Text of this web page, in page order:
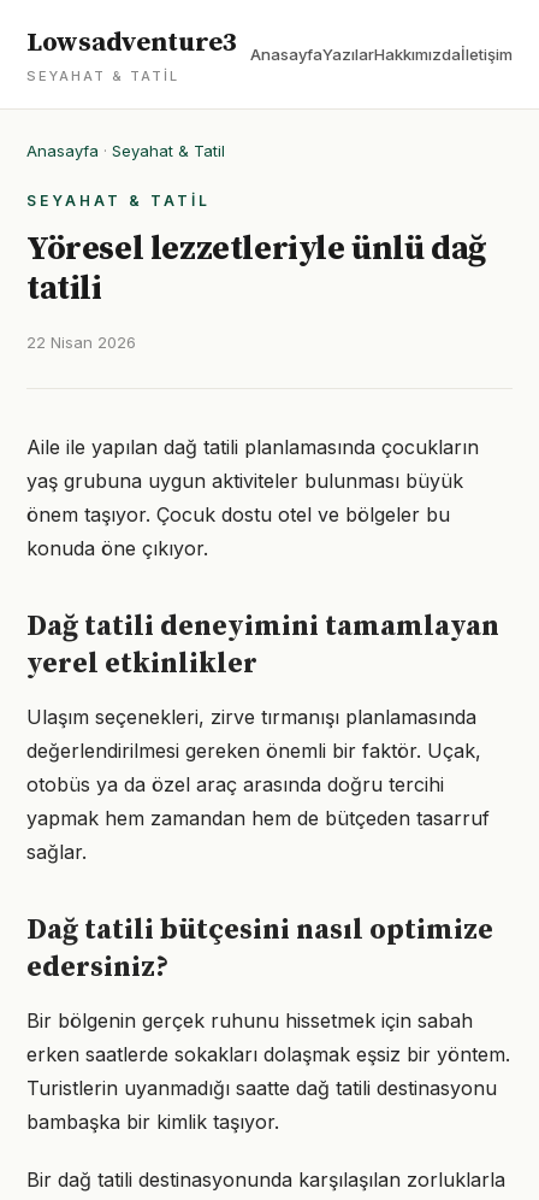
Lowsadventure3
SEYAHAT & TATIL
AnasayfaYazılarHakkımızdaİletişim
Anasayfa · Seyahat & Tatil
SEYAHAT & TATIL
Yöresel lezzetleriyle ünlü dağ
tatili
22 Nisan 2026
Aile ile yapılan dağ tatili planlamasında çocukların
yaş grubuna uygun aktiviteler bulunması büyük
önem taşıyor. Çocuk dostu otel ve bölgeler bu
konuda öne çıkıyor.
Dağ tatili deneyimini tamamlayan
yerel etkinlikler
Ulaşım seçenekleri, zirve tırmanışı planlamasında
değerlendirilmesi gereken önemli bir faktör. Uçak,
otobüs ya da özel araç arasında doğru tercihi
yapmak hem zamandan hem de bütçeden tasarruf
sağlar.
Dağ tatili bütçesini nasıl optimize
edersiniz?
Bir bölgenin gerçek ruhunu hissetmek için sabah
erken saatlerde sokakları dolaşmak eşsiz bir yöntem.
Turistlerin uyanmadığı saatte dağ tatili destinasyonu
bambaşka bir kimlik taşıyor.
Bir dağ tatili destinasyonunda karşılaşılan zorluklarla